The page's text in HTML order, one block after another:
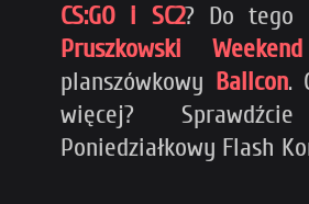
CS:GO i SC2? Do tego
Pruszkowski
planszówkowy Ballcon.
więcej?
Poniedziałkowy Flash